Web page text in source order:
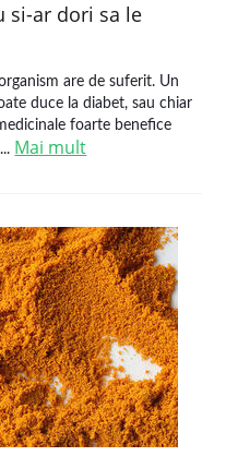
si-ar dori sa le
are de suferit. Un
duce la diabet, sau chiar
foarte benefice
Mai mult